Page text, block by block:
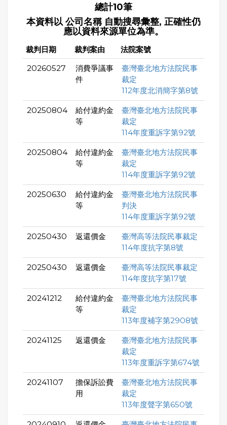
總計10筆
本資料以 公司名稱 自動搜尋彙整, 正確性仍
應以資料來源單位為準。
裁判日期 裁判案由 法院案號
20260527
消費爭議事
件
臺灣臺北地方法院民事
裁定
112年度北消簡字第8號
20250804
給付違約金
等
臺灣臺北地方法院民事
裁定
114年度重訴字第92號
20250804
給付違約金
等
臺灣臺北地方法院民事
裁定
114年度重訴字第92號
20250630
給付違約金
等
臺灣臺北地方法院民事
判決
114年度重訴字第92號
20250430 返還價金
臺灣高等法院民事裁定
114年度抗字第8號
20250430 返還價金
臺灣高等法院民事裁定
114年度抗字第17號
20241212
給付違約金
等
臺灣臺北地方法院民事
裁定
113年度補字第2908號
20241125 返還價金
臺灣臺北地方法院民事
裁定
113年度重訴字第674號
20241107
擔保訴訟費
用
臺灣臺北地方法院民事
裁定
113年度聲字第650號